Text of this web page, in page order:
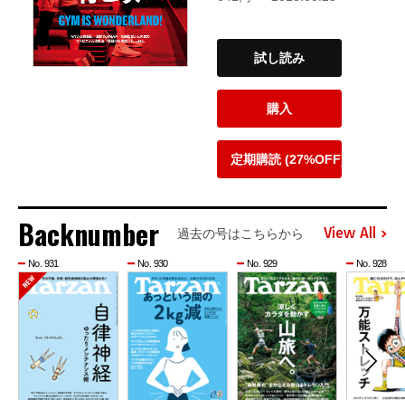
試し読み
購入
定期購読 (27%OFF)
Backnumber 過去の号はこちらから View All
No. 931 No. 930 No. 929 No. 928